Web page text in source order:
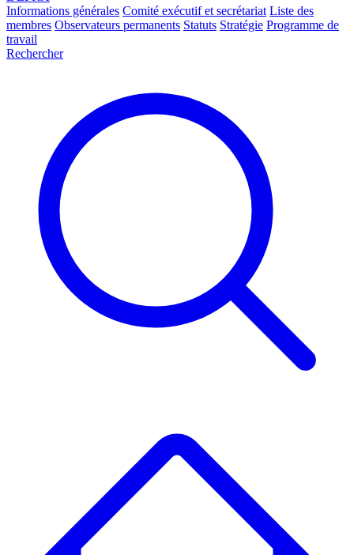
Informations générales Comité exécutif et secrétariat Liste des
membres Observateurs permanents Statuts Stratégie Programme de
travail
Rechercher